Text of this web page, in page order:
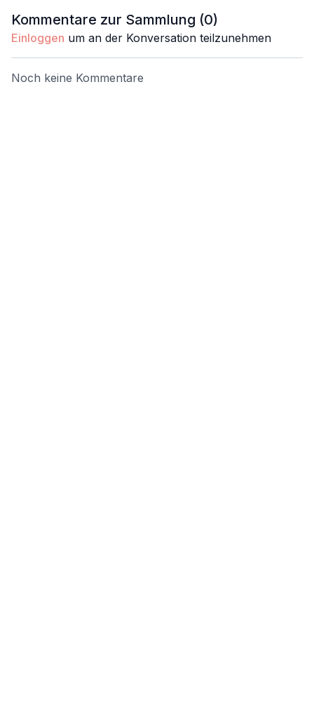
Weichheit & Entspannung.
Kraft zu schöpfen.
Kommentare zur Sammlung (0)
Einloggen um an der Konversation teilzunehmen
Noch keine Kommentare